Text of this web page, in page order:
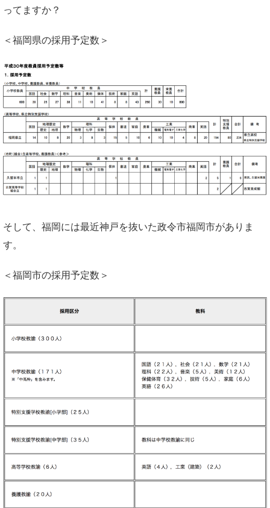
ってますか？
＜福岡県の採用予定数＞
そして、福岡には最近神戸を抜いた政令市福岡市がありま
す。
＜福岡市の採用予定数＞